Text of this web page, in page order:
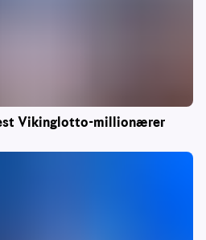
Vikinglotto-millionærer